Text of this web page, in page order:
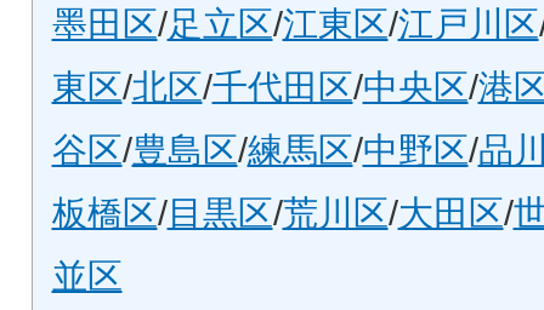
墨田区/足立区/江東区/江戸川区
東区/北区/千代田区/中央区/港
谷区/豊島区/練馬区/中野区/品
板橋区/目黒区/荒川区/大田区/
並区